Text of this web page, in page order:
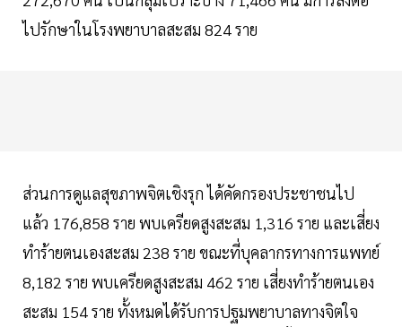
ไปรักษาในโรงพยาบาลสะสม 824 ราย
ส่วนการดูแลสุขภาพจิตเชิงรุก ได้คัดกรองประชาชนไป
แล้ว 176,858 ราย พบเครียดสูงสะสม 1,316 ราย และเสี่ยง
ทำร้ายตนเองสะสม 238 ราย ขณะที่บุคลากรทางการแพทย์
8,182 ราย พบเครียดสูงสะสม 462 ราย เสี่ยงทำร้ายตนเอง
สะสม 154 ราย ทั้งหมดได้รับการปฐมพยาบาลทางจิตใจ